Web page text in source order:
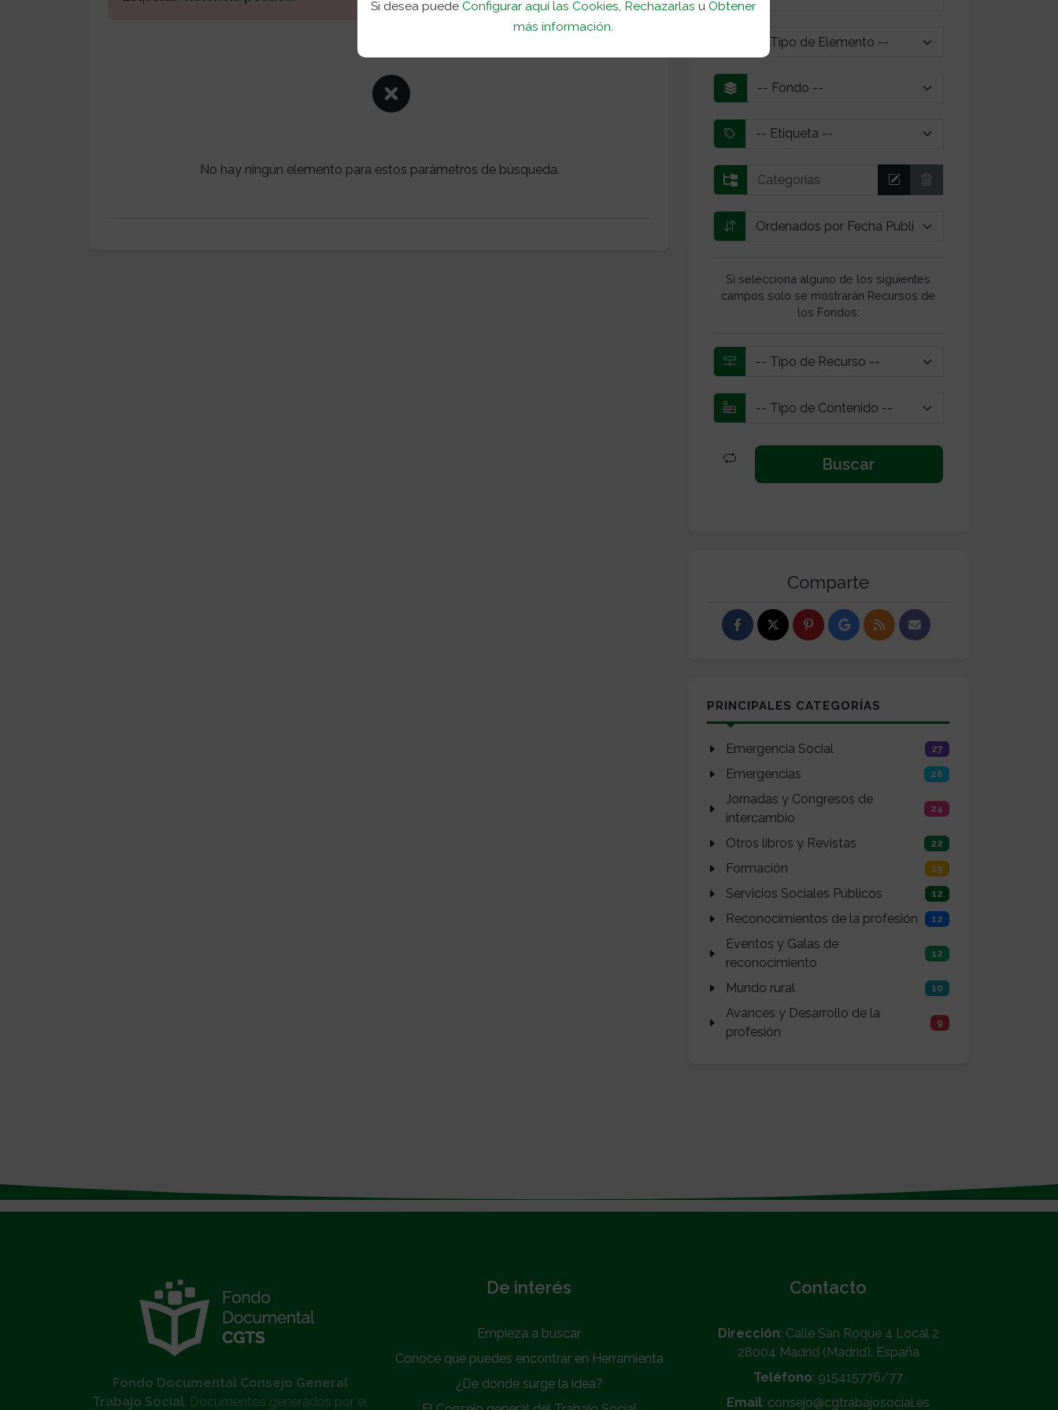
Si desea puedeConfigurar aquí las Cookies Rechazarlas uObtener
más información
No hay ningún elemento para estos parámetros de búsqueda.
Si selecciona alguno de los siguientes
campos solo se mostrarán Recursos de
los Fondos:
Comparte
PRINCIPALES CATEGORÍAS
Emergencia Social 27
Emergencias 26
Jornadas y Congresos de
intercambio
24
Otros libros y Revistas 22
Formación 19
Servicios Sociales Públicos 12
Reconocimientos de la profesión 12
Eventos y Galas de
reconocimiento
12
Mundo rural 10
Avances y Desarrollo de la
profesión
9
Fondo Documental Consejo General
Trabajo Social. Documentos generados por el
De interés
Empieza a buscar
Conoce que puedes encontrar en Herramienta
¿De dónde surge la idea?
Contacto
Dirección: Calle San Roque 4 Local 2
28004 Madrid (Madrid). España
Teléfono: 915415776/77
Email: consejo@cgtrabajosocial.es